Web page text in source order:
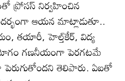
ప్రోసస్‌ నిర్వహించిన
ఆయన మాట్లాడుతూ..
తయారీ, హెల్త్‌కేర్‌, విద్య
గణనీయంగా పెరగటమే
తెలిపారు. ఏఐతో